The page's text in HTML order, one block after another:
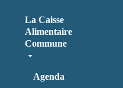
La Caisse
Alimentaire
Commune
Agenda